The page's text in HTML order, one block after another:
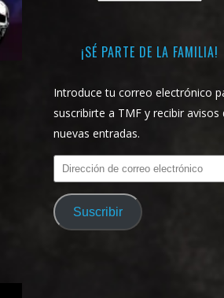
¡SÉ PARTE DE LA FAMILIA!
Introduce tu correo electrónico
suscribirte a TMF y recibir avisos
nuevas entradas.
Dirección
de
correo
electrónico
Suscribir